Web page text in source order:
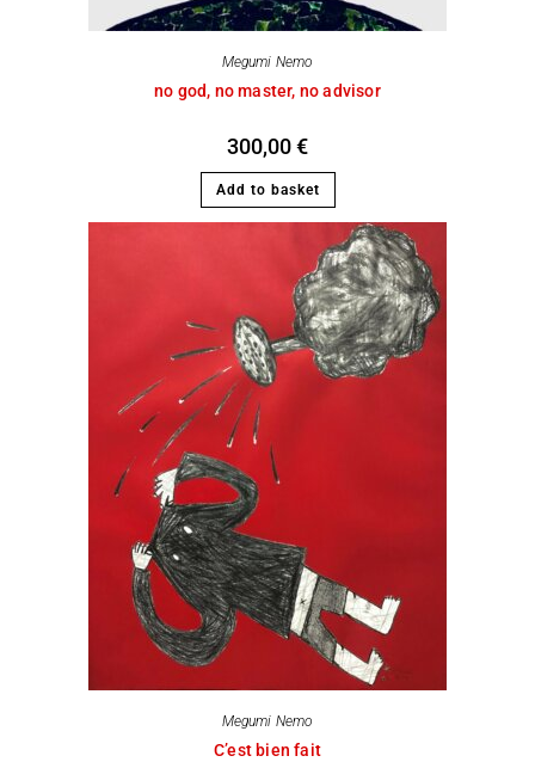
Megumi Nemo
no god, no master, no advisor
300,00€
Add to basket
Megumi Nemo
C’est bien fait